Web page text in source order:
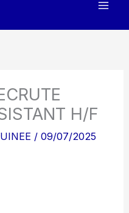
H/F
/09/07/2025